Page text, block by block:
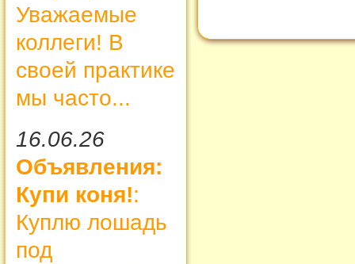
Уважаемые
коллеги! В
своей практике
мы часто...
16.06.26
Объявления:
Купи коня!:
Куплю лошадь
под